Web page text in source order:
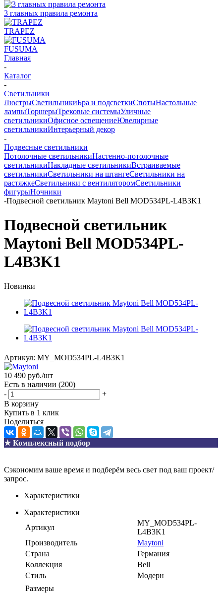
3 главных правила ремонта
TRAPEZ
FUSUMA
Главная
-
Каталог
-
Светильники
ЛюстрыСветильникиБра и подсветкиСпотыНастольные
лампыТоршерыТрековые системыУличные
светильникиОфисное освещениеЮвелирные
светильникиИнтерьерный декор
-
Подвесные светильники
Потолочные светильникиНастенно-потолочные
светильникиНакладные светильникиВстраиваемые
светильникиСветильники на штангеСветильники на
растяжкеСветильники с вентиляторомСветильники
фигурыНочники
-Подвесной светильник Maytoni Bell MOD534PL-L4B3K1
Подвесной светильник
Maytoni Bell MOD534PL-
L4B3K1
Новинки
Артикул: MY_MOD534PL-L4B3K1
10 490 руб./шт
Есть в наличии (200)
-
+
В корзину
Купить в 1 клик
Поделиться
★ Комплексный подбор
Сэкономим ваше время и подберём весь свет под ваш проект/
запрос.
Характеристики
Характеристики
Артикул
MY_MOD534PL-
L4B3K1
Производитель
Maytoni
Страна
Германия
Коллекция
Bell
Стиль
Модерн
Размеры